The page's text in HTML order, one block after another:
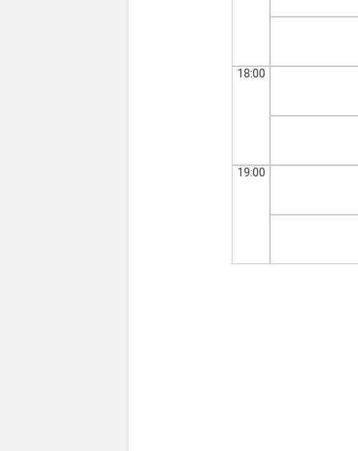
18:00
19:00